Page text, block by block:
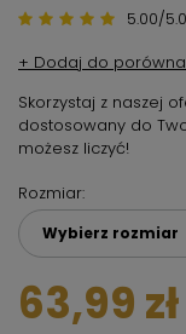
5.00/
+ Dodaj do
Skorzystaj z naszej
dostosowany do
możesz liczyć!
Rozmiar
Wybierz rozmiar
63,99 zł